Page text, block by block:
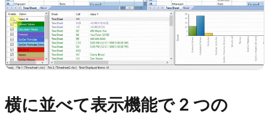
横に並べて表示機能で 2 つの